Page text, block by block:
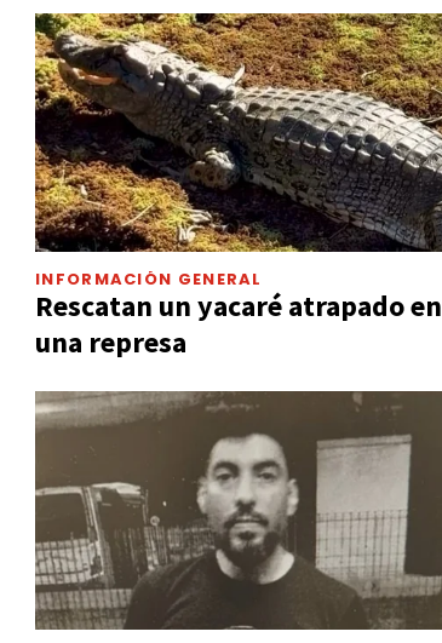
INFORMACIÓN GENERAL
Rescatan un yacaré atrapado en
una represa